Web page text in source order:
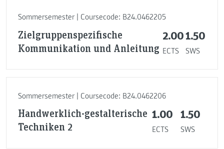
Sommersemester | Coursecode: B24.0462205
Zielgruppenspezifische
Kommunikation und Anleitung
2.00
ECTS
1.50
SWS
Sommersemester | Coursecode: B24.0462206
Handwerklich-gestalterische
Techniken 2
1.00
ECTS
1.50
SWS